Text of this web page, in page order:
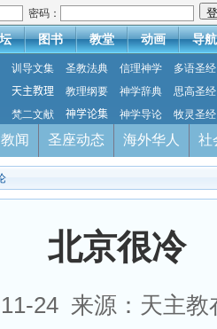
密码：
图书 教堂 动画 导航
训导文集 圣教法典 信理神学
多语圣经
天主教理
教理纲要 神学辞典
思高圣经
梵二文献
神学论集 神学导论 牧灵圣经
闻 圣座动态 海外华人 社
北京很冷
24 来源：天主